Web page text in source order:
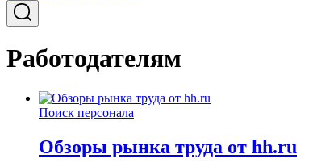
Работодателям
Поиск персонала
Обзоры рынка труда от hh.ru